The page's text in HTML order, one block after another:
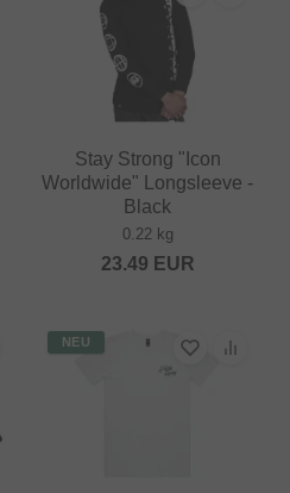
Stay Strong "Icon
Worldwide" Longsleeve -
Black
0.22 kg
23.49 EUR
NEU